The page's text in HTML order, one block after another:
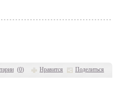
(0) Нравится Поделиться